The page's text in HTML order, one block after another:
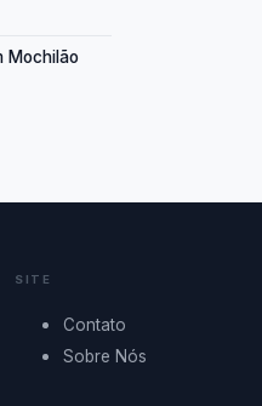
Mochilão
SITE
Contato
Sobre Nós